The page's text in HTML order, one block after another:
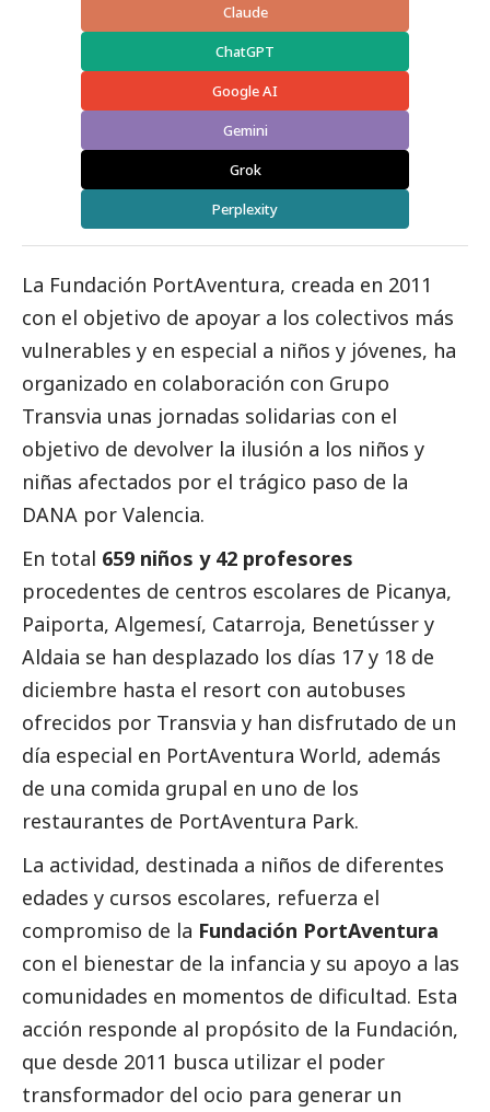
Claude
ChatGPT
Google AI
Gemini
Grok
Perplexity
La Fundación PortAventura, creada en 2011
con el objetivo de apoyar a los colectivos más
vulnerables y en especial a niños y jóvenes, ha
organizado en colaboración con Grupo
Transvia unas jornadas solidarias con el
objetivo de devolver la ilusión a los niños y
niñas afectados por el trágico paso de la
DANA por Valencia.
En total 659 niños y 42 profesores
procedentes de centros escolares de Picanya,
Paiporta, Algemesí, Catarroja, Benetússer y
Aldaia se han desplazado los días 17 y 18 de
diciembre hasta el resort con autobuses
ofrecidos por Transvia y han disfrutado de un
día especial en PortAventura World, además
de una comida grupal en uno de los
restaurantes de PortAventura Park.
La actividad, destinada a niños de diferentes
edades y cursos escolares, refuerza el
compromiso de la Fundación PortAventura
con el bienestar de la infancia y su apoyo a las
comunidades en momentos de dificultad. Esta
acción responde al propósito de la Fundación,
que desde 2011 busca utilizar el poder
transformador del ocio para generar un